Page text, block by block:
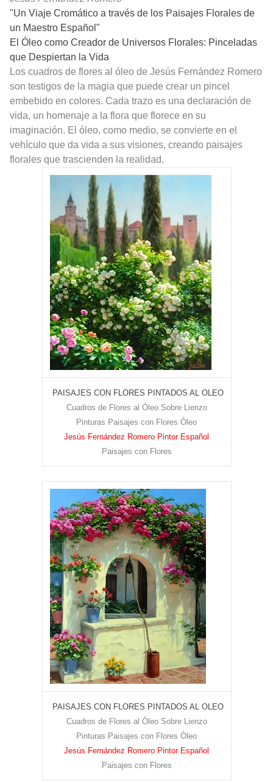
"Un Viaje Cromático a través de los Paisajes Florales de
un Maestro Español"
El Óleo como Creador de Universos Florales: Pinceladas
que Despiertan la Vida
Los cuadros de flores al óleo de Jesús Fernández Romero
son testigos de la magia que puede crear un pincel
embebido en colores. Cada trazo es una declaración de
vida, un homenaje a la flora que florece en su
imaginación. El óleo, como medio, se convierte en el
vehículo que da vida a sus visiones, creando paisajes
florales que trascienden la realidad.
PAISAJES CON FLORES PINTADOS AL OLEO
Cuadros de Flores al Óleo Sobre Lienzo
Pinturas Paisajes con Flores Óleo
Jesús Fernández Romero Pintor Español
Paisajes con Flores
PAISAJES CON FLORES PINTADOS AL OLEO
Cuadros de Flores al Óleo Sobre Lienzo
Pinturas Paisajes con Flores Óleo
Jesús Fernández Romero Pintor Español
Paisajes con Flores